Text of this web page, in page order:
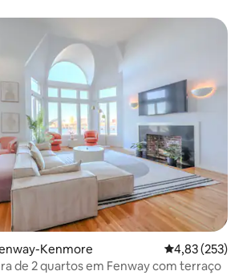
Kenmore 4,83 de uma
4,83 (253)
de 2 quartos em Fenway com terraço